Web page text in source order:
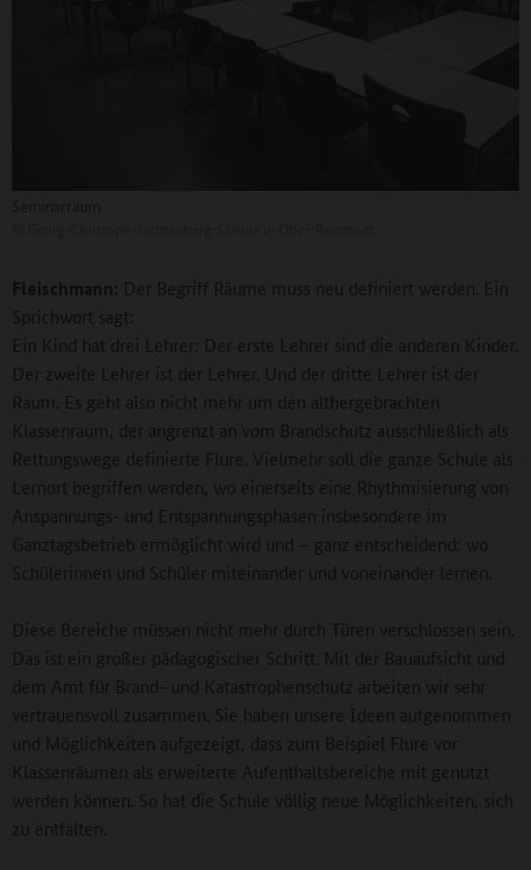
Fleischmann: Der Begriff Räume muss neu definiert werden. Ein
Sprichwort sagt:
Ein Kind hat drei Lehrer: Der erste Lehrer sind die anderen Kinder.
Der zweite Lehrer ist der Lehrer. Und der dritte Lehrer ist der
Raum. Es geht also nicht mehr um den althergebrachten
Klassenraum, der angrenzt an vom Brandschutz ausschließlich als
Rettungswege definierte Flure. Vielmehr soll die ganze Schule als
Lernort begriffen werden, wo einerseits eine Rhythmisierung von
Anspannungs- und Entspannungsphasen insbesondere im
Ganztagsbetrieb ermöglicht wird und – ganz entscheidend: wo
Schülerinnen und Schüler miteinander und voneinander lernen.
Diese Bereiche müssen nicht mehr durch Türen verschlossen sein.
Das ist ein großer pädagogischer Schritt. Mit der Bauaufsicht und
dem Amt für Brand- und Katastrophenschutz arbeiten wir sehr
vertrauensvoll zusammen. Sie haben unsere Ideen aufgenommen
und Möglichkeiten aufgezeigt, dass zum Beispiel Flure vor
Klassenräumen als erweiterte Aufenthaltsbereiche mit genutzt
werden können. So hat die Schule völlig neue Möglichkeiten, sich
zu entfalten.